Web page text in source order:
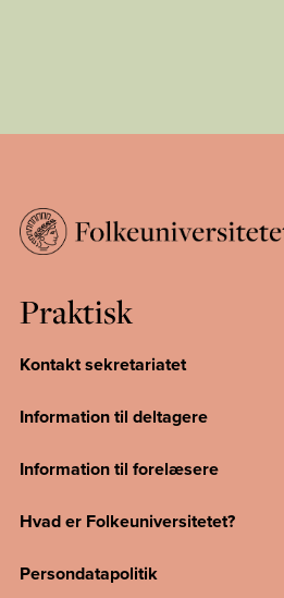
Praktisk
Kontakt sekretariatet
Information til deltagere
Information til forelæsere
Hvad er Folkeuniversitetet?
Persondatapolitik